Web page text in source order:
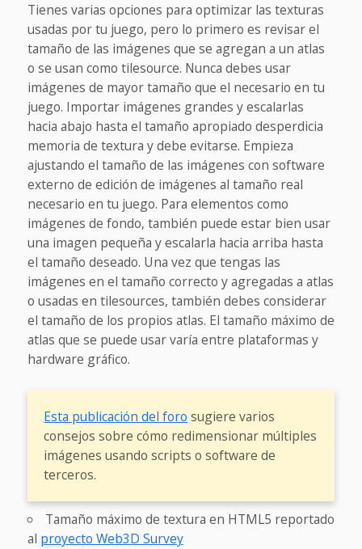
Tienes varias opciones para optimizar las texturas
usadas por tu juego, pero lo primero es revisar el
tamaño de las imágenes que se agregan a un atlas
o se usan como tilesource. Nunca debes usar
imágenes de mayor tamaño que el necesario en tu
juego. Importar imágenes grandes y escalarlas
hacia abajo hasta el tamaño apropiado desperdicia
memoria de textura y debe evitarse. Empieza
ajustando el tamaño de las imágenes con software
externo de edición de imágenes al tamaño real
necesario en tu juego. Para elementos como
imágenes de fondo, también puede estar bien usar
una imagen pequeña y escalarla hacia arriba hasta
el tamaño deseado. Una vez que tengas las
imágenes en el tamaño correcto y agregadas a atlas
o usadas en tilesources, también debes considerar
el tamaño de los propios atlas. El tamaño máximo de
atlas que se puede usar varía entre plataformas y
hardware gráfico.
Esta publicación del foro sugiere varios
consejos sobre cómo redimensionar múltiples
imágenes usando scripts o software de
terceros.
Tamaño máximo de textura en HTML5 reportado
al proyecto Web3D Survey